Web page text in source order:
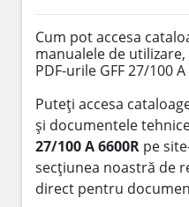
Cum pot accesa
manualele de
PDF-urile GFF 27/100 A
Puteți accesa
și documentele
27/100 A 6600R pe
secțiunea noastră de
direct pentru